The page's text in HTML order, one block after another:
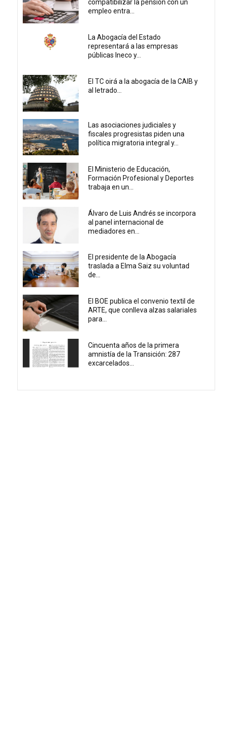
compatibilizar la pensión con un
empleo entra...
La Abogacía del Estado
representará a las empresas
públicas Ineco y...
El TC oirá a la abogacía de la CAIB y
al letrado...
Las asociaciones judiciales y
fiscales progresistas piden una
política migratoria integral y...
El Ministerio de Educación,
Formación Profesional y Deportes
trabaja en un...
Álvaro de Luis Andrés se incorpora
al panel internacional de
mediadores en...
El presidente de la Abogacía
traslada a Elma Saiz su voluntad
de...
El BOE publica el convenio textil de
ARTE, que conlleva alzas salariales
para...
Cincuenta años de la primera
amnistía de la Transición: 287
excarcelados...